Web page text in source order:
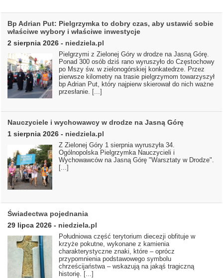
Bp Adrian Put: Pielgrzymka to dobry czas, aby ustawić sobie
właściwe wybory i właściwe inwestycje
2 sierpnia 2026 - niedziela.pl
Pielgrzymi z Zielonej Góry w drodze na Jasną Górę.
Ponad 300 osób dziś rano wyruszyło do Częstochowy
po Mszy św. w zielonogórskiej konkatedrze. Przez
pierwsze kilometry na trasie pielgrzymom towarzyszył
bp Adrian Put, który najpierw skierował do nich ważne
przesłanie. [...]
Nauczyciele i wychowawcy w drodze na Jasną Górę
1 sierpnia 2026 - niedziela.pl
Z Zielonej Góry 1 sierpnia wyruszyła 34.
Ogólnopolska Pielgrzymka Nauczycieli i
Wychowawców na Jasną Górę "Warsztaty w Drodze".
[...]
Świadectwa pojednania
29 lipca 2026 - niedziela.pl
Południowa część terytorium diecezji obfituje w
krzyże pokutne, wykonane z kamienia
charakterystyczne znaki, które – oprócz
przypomnienia podstawowego symbolu
chrześcijaństwa – wskazują na jakąś tragiczną
historię. [...]